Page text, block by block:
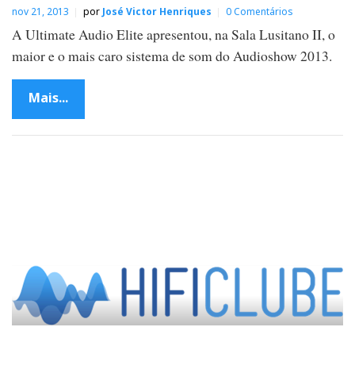
nov 21, 2013 por José Victor Henriques 0 Comentários
A Ultimate Audio Elite apresentou, na Sala Lusitano II, o
maior e o mais caro sistema de som do Audioshow 2013.
Mais...